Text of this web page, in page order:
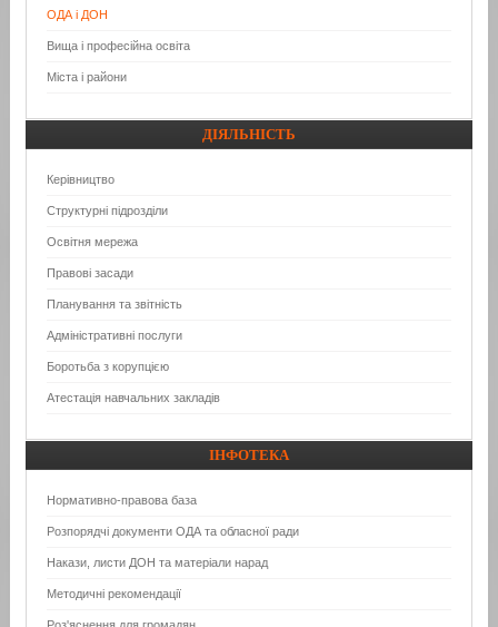
ОДА і ДОН
Вища і професійна освіта
Міста і райони
ДІЯЛЬНІСТЬ
Керівництво
Структурні підрозділи
Освітня мережа
Правові засади
Планування та звітність
Адміністративні послуги
Боротьба з корупцією
Атестація навчальних закладів
ІНФОТЕКА
Нормативно-правова база
Розпорядчі документи ОДА та обласної ради
Накази, листи ДОН та матеріали нарад
Методичні рекомендації